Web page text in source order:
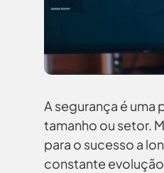
A segurança é
tamanho ou setor.
para o sucesso a
constante